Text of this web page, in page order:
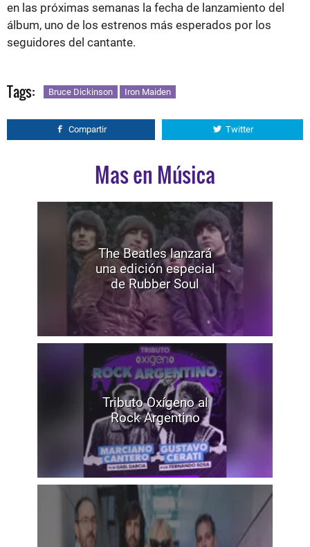
en las próximas semanas la fecha de lanzamiento del
álbum, uno de los estrenos más esperados por los
seguidores del cantante.
Tags: Bruce Dickinson Iron Maiden
Compartir Twitter
Mas en Música
The Beatles lanzará
una edición especial
de Rubber Soul
Tributo Oxígeno al
Rock Argentino